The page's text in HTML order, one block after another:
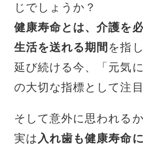
じでしょうか？
健康寿命とは、介護を
生活を送れる期間 を指
延び続ける今、「元気
の大切な指標として注
そして意外に思われる
実は 入れ歯も健康寿命